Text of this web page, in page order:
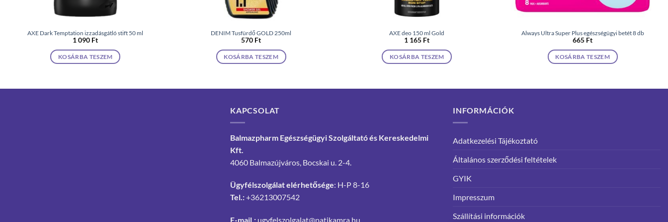
AXE Dark Temptation izzadásgátló stift 50 ml
1 090 Ft
KOSÁRBA TESZEM
DENIM Tusfürdő GOLD 250ml
570 Ft
KOSÁRBA TESZEM
AXE deo 150 ml Gold
1 165 Ft
KOSÁRBA TESZEM
Always Ultra Super Plus egészségügyi betét 8 db
665 Ft
KOSÁRBA TESZEM
KAPCSOLAT
Balmazpharm Egészségügyi Szolgáltató és Kereskedelmi
Kft.
4060 Balmazújváros, Bocskai u. 2-4.
Ügyfélszolgálat elérhetősége: H-P 8-16
Tel.:+36213007542
E-mail.: ugyfelszolgalat@patikamra.hu
INFORMÁCIÓK
Adatkezelési Tájékoztató
Általános szerződési feltételek
GYIK
Impresszum
Szállítási információk